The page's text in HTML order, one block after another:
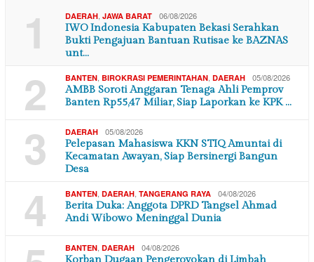
1 DAERAH, JAWA BARAT 06/08/2026
IWO Indonesia Kabupaten Bekasi Serahkan
Bukti Pengajuan Bantuan Rutisae ke BAZNAS
unt…
2 BANTEN, BIROKRASI PEMERINTAHAN, DAERAH 05/08/2026
AMBB Soroti Anggaran Tenaga Ahli Pemprov
Banten Rp55,47 Miliar, Siap Laporkan ke KPK …
3 DAERAH 05/08/2026
Pelepasan Mahasiswa KKN STIQ Amuntai di
Kecamatan Awayan, Siap Bersinergi Bangun
Desa
4 BANTEN, DAERAH, TANGERANG RAYA 04/08/2026
Berita Duka: Anggota DPRD Tangsel Ahmad
Andi Wibowo Meninggal Dunia
BANTEN, DAERAH 04/08/2026